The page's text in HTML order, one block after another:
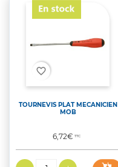
favorite_border
TOURNEVIS PLAT MECANICIEN
MOB
Prix
6,72€TTC